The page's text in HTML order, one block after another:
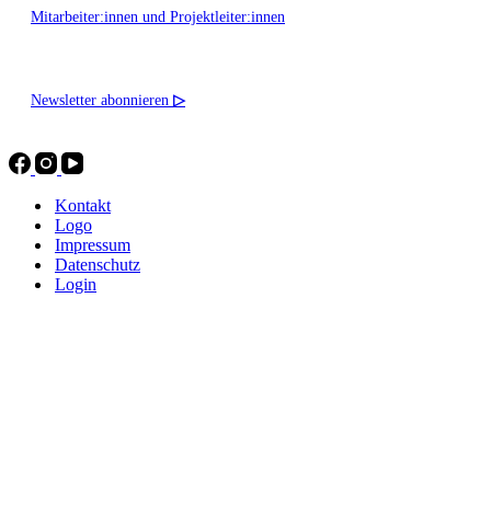
Mitarbeiter:innen und Projektleiter:innen
Newsletter abonnieren ▷
Kontakt
Logo
Impressum
Datenschutz
Login